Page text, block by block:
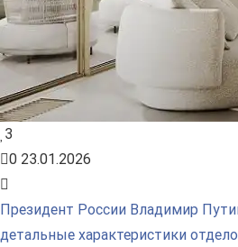
3
0 23.01.2026
Президент России Владимир
детальные характеристики